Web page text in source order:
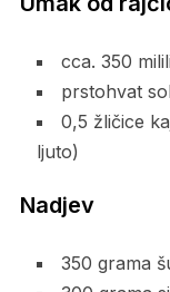
cca. 350
prstohvat
0,5 žličice
ljuto)
Nadjev
350 grama